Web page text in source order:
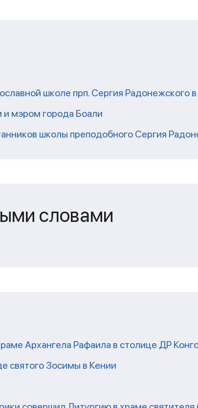
школе прп. Сергия Радонежского
мэром города Боали
школы преподобного Сергия
словами
Архангела Рафаила в столице ДР
святого Зосимы в Кении